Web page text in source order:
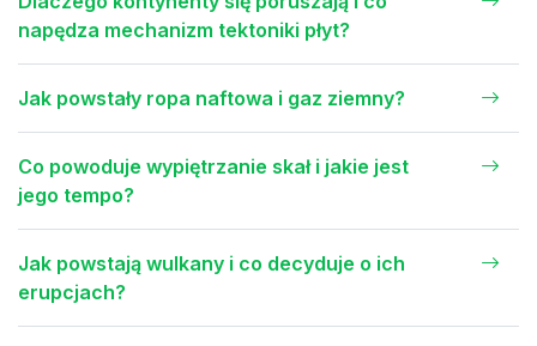
napędza mechanizm tektoniki płyt?
Jak powstały ropa naftowa i gaz ziemny?
Co powoduje wypiętrzanie skał i jakie jest
jego tempo?
Jak powstają wulkany i co decyduje o ich
erupcjach?